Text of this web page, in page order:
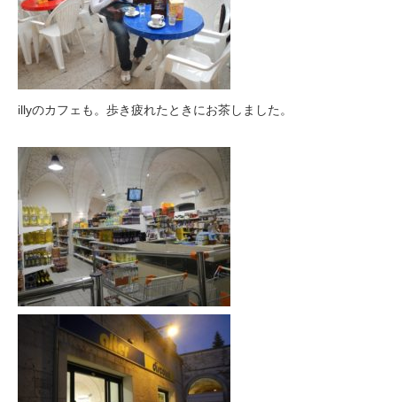
illyのカフェも。歩き疲れたときにお茶しました。